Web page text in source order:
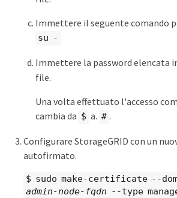
Immettere il seguente comando
su -
Immettere la password elencata
file.
Una volta effettuato l'accesso
cambia da $ a. # .
Configurare StorageGRID con un
autofirmato.
$ sudo make-certificate --
admin-node-fqdn --type